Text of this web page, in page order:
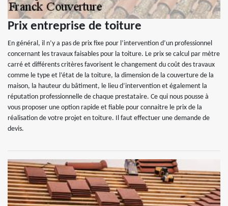
Prix entreprise de toiture
En général, il n’y a pas de prix fixe pour l’intervention d’un professionnel
concernant les travaux faisables pour la toiture. Le prix se calcul par mètre
carré et différents critères favorisent le changement du coût des travaux
comme le type et l’état de la toiture, la dimension de la couverture de la
maison, la hauteur du bâtiment, le lieu d’intervention et également la
réputation professionnelle de chaque prestataire. Ce qui nous pousse à
vous proposer une option rapide et fiable pour connaitre le prix de la
réalisation de votre projet en toiture. Il faut effectuer une demande de
devis.